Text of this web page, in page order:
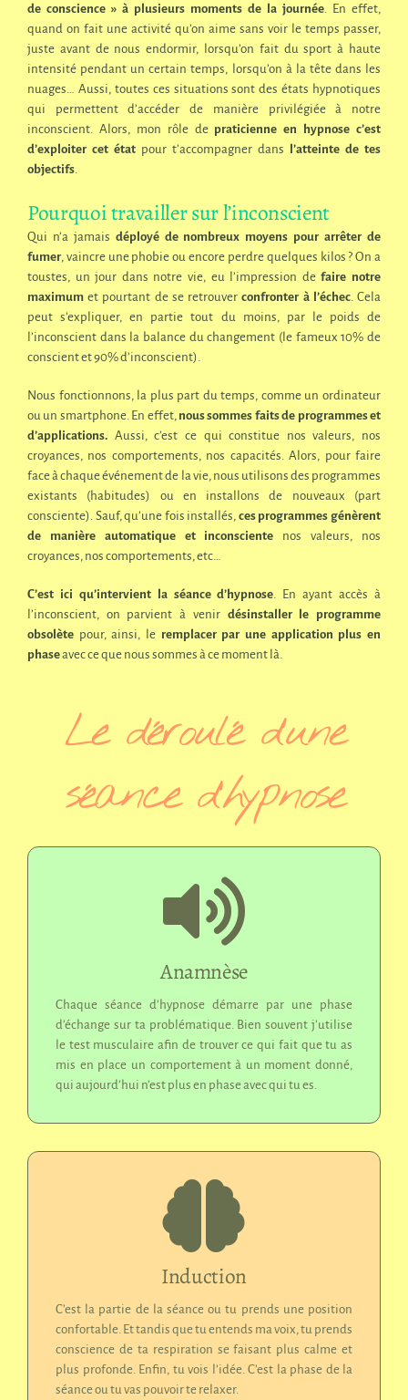
de conscience » à plusieurs moments de la journée . En effet,
quand on fait une activité qu’on aime sans voir le temps passer,
juste avant de nous endormir, lorsqu’on fait du sport à haute
intensité pendant un certain temps, lorsqu’on à la tête dans les
nuages… Aussi, toutes ces situations sont des états hypnotiques
qui permettent d’accéder de manière privilégiée à notre
inconscient. Alors, mon rôle de praticienne en hypnose c’est
d’exploiter cet état pour t’accompagner dans l’atteinte de tes
objectifs
Pourquoi travailler sur l’inconscient
Qui n’a jamais déployé de nombreux moyens pour arrêter de
fumer, vaincre une phobie ou encore perdre quelques kilos ? On a
toustes, un jour dans notre vie, eu l’impression defaire notre
maximum et pourtant de se retrouverconfronter à l’échec. Cela
peut s’expliquer, en partie tout du moins, par le poids de
l’inconscient dans la balance du changement (le fameux 10% de
conscient et 90% d’inconscient).
Nous fonctionnons, la plus part du temps, comme un ordinateur
ou un smartphone. En effet, nous sommes faits de programmes et
d’applications. Aussi, c’est ce qui constitue nos valeurs, nos
croyances, nos comportements, nos capacités. Alors, pour faire
face à chaque événement de la vie, nous utilisons des programmes
existants (habitudes) ou en installons de nouveaux (part
consciente). Sauf, qu’une fois installés, ces programmes génèrent
de manière automatique et inconsciente nos valeurs, nos
croyances, nos comportements, etc…
C’est ici qu’intervient la séance d’hypnose . En ayant accès à
l’inconscient, on parvient à venir désinstaller le programme
obsolète pour, ainsi, le remplacer par une application plus en
phaseavec ce que nous sommes à ce moment là.
Le déroulé d’une
séance d’hypnose
Anamnèse
Chaque séance d’hypnose démarre par une phase
d’échange sur ta problématique. Bien souvent j’utilise
le test musculaire afin de trouver ce qui fait que tu as
mis en place un comportement à un moment donné,
qui aujourd’hui n’est plus en phase avec qui tu es.
Induction
C’est la partie de la séance ou tu prends une position
confortable. Et tandis que tu entends ma voix, tu prends
conscience de ta respiration se faisant plus calme et
plus profonde. Enfin, tu vois l’idée. C’est la phase de la
séance ou tu vas pouvoir te relaxer.